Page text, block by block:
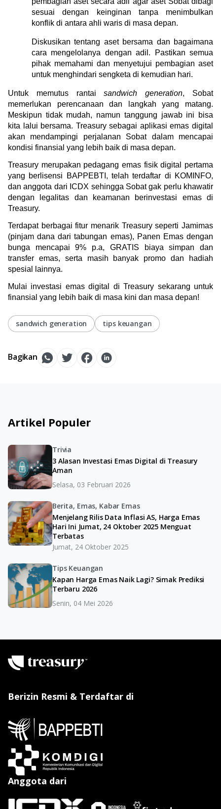
sesuai dengan keinginan tanpa menimbulkan
konflik di antara ahli waris di masa depan.
Diskusikan tentang aset bersama dan bagaimana
cara mengelolanya dengan adil. Pastikan semua
pihak memahami dan menyetujui pembagian aset
untuk menghindari sengketa di kemudian hari.
Untuk memutus rantai sandwich generation, Sobat
memerlukan perencanaan dan langkah yang matang.
Meskipun tidak mudah, namun tanggung jawab ini bisa
kita lalui bersama. Treasury sebagai aplikasi emas digital
akan mendampingi perjalanan Sobat dalam mencapai
kondisi finansial yang lebih baik di masa depan.
Treasury merupakan pedagang emas fisik digital pertama
yang berlisensi BAPPEBTI, telah terdaftar di KOMINFO,
dan anggota dari ICDX sehingga Sobat gak perlu khawatir
dengan legalitas dan keamanan berinvestasi emas di
Treasury.
Terdapat berbagai fitur menarik Treasury seperti Jamimas
(pinjam dana dari tabungan emas), Panen Emas dengan
bunga mencapai 9% p.a, GRATIS biaya simpan dan
transfer emas, serta masih banyak promo dan hadiah
spesial lainnya.
Mulai investasi emas digital di Treasury sekarang untuk
finansial yang lebih baik di masa kini dan masa depan!
sandwich generation tips keuangan
Bagikan
Artikel Populer
Trivia
3 Alasan Investasi Emas Digital di Treasury
Aman
Selasa, 03 Februari 2026
Berita, Emas, Kabar Emas
Menjelang Rilis Data Inflasi AS, Harga Emas
Hari Ini Jumat, 24 Oktober 2025 Menguat
Terbatas
Jumat, 24 Oktober 2025
Tips Keuangan
Kapan Harga Emas Naik Lagi? Simak Prediksi
Terbaru 2026
Senin, 04 Mei 2026
Berizin Resmi & Terdaftar di
Anggota dari